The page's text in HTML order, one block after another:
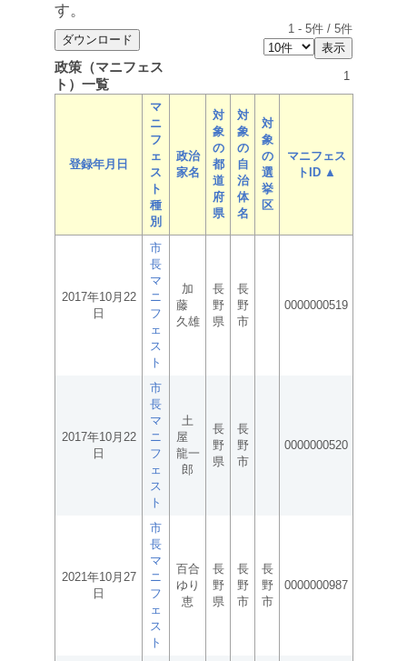
す。
1 - 5件 / 5件
政策（マニフェス
ト）一覧
1
登録年月日
マ
ニ
フ
ェ
ス
ト
種
別
政治
家名
対
象
の
都
道
府
県
対
象
の
自
治
体
名
対
象
の
選
挙
区
マニフェス
トID ▲
2017年10月22
日
市
長
マ
ニ
フ
ェ
ス
ト
加
藤
久雄
長
野
県
長
野
市
0000000519
2017年10月22
日
市
長
マ
ニ
フ
ェ
ス
ト
土
屋
龍一
郎
長
野
県
長
野
市
0000000520
2021年10月27
日
市
長
マ
ニ
フ
ェ
ス
ト
百合
ゆり
恵
長
野
県
長
野
市
長
野
市
0000000987